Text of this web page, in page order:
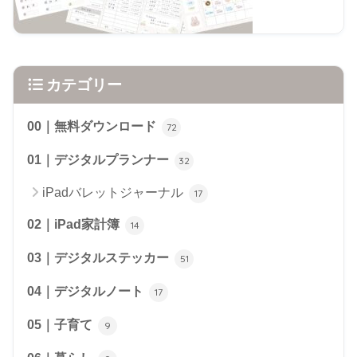
カテゴリー
00｜無料ダウンロード 72
01｜デジタルプランナー 32
iPadバレットジャーナル 17
02｜iPad家計簿 14
03｜デジタルステッカー 51
04｜デジタルノート 17
05｜子育て 9